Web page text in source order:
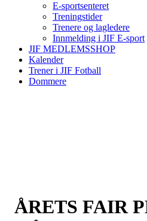
E-sportsenteret
Treningstider
Trenere og lagledere
Innmelding i JIF E-sport
JIF MEDLEMSSHOP
Kalender
Trener i JIF Fotball
Dommere
ÅRETS FAIR